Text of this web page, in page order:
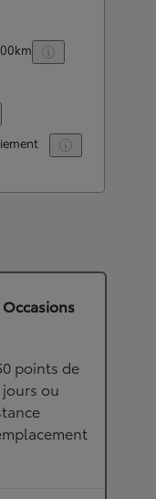
points de
ou